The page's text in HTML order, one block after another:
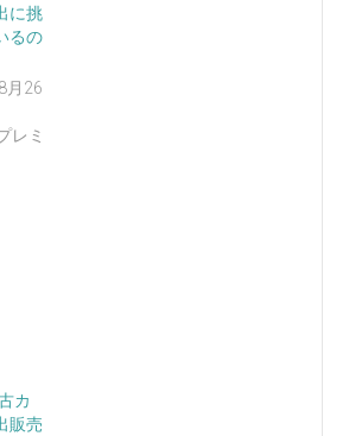
に挑
るの
月26
レミ
カ
販売